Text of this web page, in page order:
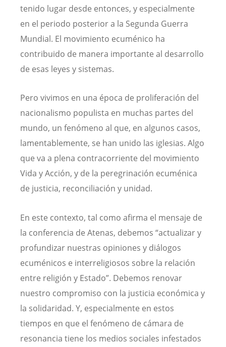
tenido lugar desde entonces, y especialmente
en el periodo posterior a la Segunda Guerra
Mundial. El movimiento ecuménico ha
contribuido de manera importante al desarrollo
de esas leyes y sistemas.
Pero vivimos en una época de proliferación del
nacionalismo populista en muchas partes del
mundo, un fenómeno al que, en algunos casos,
lamentablemente, se han unido las iglesias. Algo
que va a plena contracorriente del movimiento
Vida y Acción, y de la peregrinación ecuménica
de justicia, reconciliación y unidad.
En este contexto, tal como afirma el mensaje de
la conferencia de Atenas, debemos “actualizar y
profundizar nuestras opiniones y diálogos
ecuménicos e interreligiosos sobre la relación
entre religión y Estado”. Debemos renovar
nuestro compromiso con la justicia económica y
la solidaridad. Y, especialmente en estos
tiempos en que el fenómeno de cámara de
resonancia tiene los medios sociales infestados